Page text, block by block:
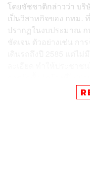
โดยชัชชาติกล่าวว่า บริ
เป็นวิสาหกิจของ กทม.
ปรากฏในงบประมาณ ก
ชัดเจน ตัวอย่างเช่น กา
ลงทุนระหว่างรัฐและเ
กำหนดใน พ.ร.บ. ดังก